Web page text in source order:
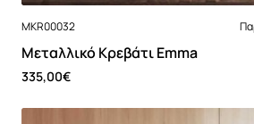
MKR00032
Μεταλλικό Κρεβάτι Emma
335,00€